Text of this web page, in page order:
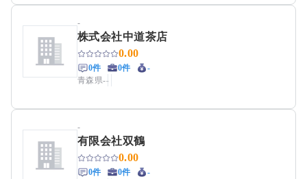
-
株式会社中道茶店
0.00
0件 0件
-
青森県--
-
有限会社双鶴
0.00
0件 0件
-